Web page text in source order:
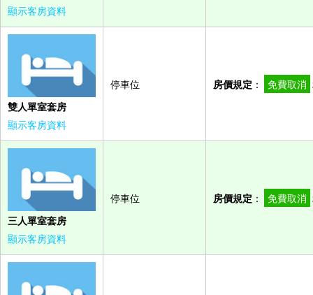
顯示客房資料
雙人單室套房
顯示客房資料
停車位 房價規定 ： 免費取消
三人單室套房
顯示客房資料
停車位 房價規定 ： 免費取消